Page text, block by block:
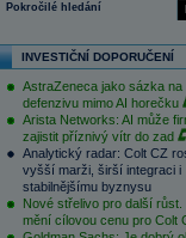
Pokročilé hledání
INVESTIČNÍ DOPORUČENÍ
AstraZeneca jako sázka na
defenzivu mimo AI horečku
Arista Networks: AI může
zajistit příznivý vítr do zad
Analytický radar: Colt CZ
vyšší marži, širší integraci i
stabilnějšímu byznysu
Nové střelivo pro další růst.
mění cílovou cenu pro Colt